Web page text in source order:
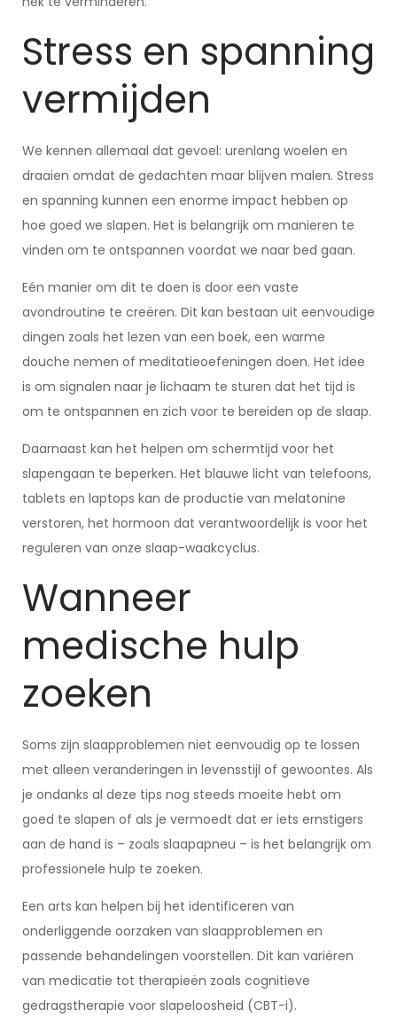
Stress en spanning
vermijden
We kennen allemaal dat gevoel: urenlang woelen en
draaien omdat de gedachten maar blijven malen. Stress
en spanning kunnen een enorme impact hebben op
hoe goed we slapen. Het is belangrijk om manieren te
vinden om te ontspannen voordat we naar bed gaan.
Eén manier om dit te doen is door een vaste
avondroutine te creëren. Dit kan bestaan uit eenvoudige
dingen zoals het lezen van een boek, een warme
douche nemen of meditatieoefeningen doen. Het idee
is om signalen naar je lichaam te sturen dat het tijd is
om te ontspannen en zich voor te bereiden op de slaap.
Daarnaast kan het helpen om schermtijd voor het
slapengaan te beperken. Het blauwe licht van telefoons,
tablets en laptops kan de productie van melatonine
verstoren, het hormoon dat verantwoordelijk is voor het
reguleren van onze slaap-waakcyclus.
Wanneer
medische hulp
zoeken
Soms zijn slaapproblemen niet eenvoudig op te lossen
met alleen veranderingen in levensstijl of gewoontes. Als
je ondanks al deze tips nog steeds moeite hebt om
goed te slapen of als je vermoedt dat er iets ernstigers
aan de hand is – zoals slaapapneu – is het belangrijk om
professionele hulp te zoeken.
Een arts kan helpen bij het identificeren van
onderliggende oorzaken van slaapproblemen en
passende behandelingen voorstellen. Dit kan variëren
van medicatie tot therapieën zoals cognitieve
gedragstherapie voor slapeloosheid (CBT-i).